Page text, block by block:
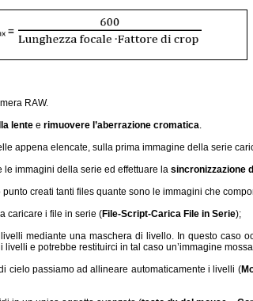
RAW.
lente e rimuovere l’aberrazione cromatica
appena elencate, sulla prima immagine della serie
immagini della serie ed effettuare la sincronizzazione
creati tanti files quante sono le immagini che
caricare i file in serie (File-Script-Carica File in Serie);
mediante una maschera di livello. In questo caso
e potrebbe restituirci in tal caso un’immagine
cielo passiamo ad allineare automaticamente i livelli (